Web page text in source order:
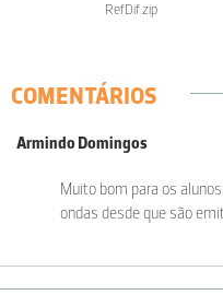
RefDif.zip
COMENTÁRIOS
Armindo Domingos
Muito bom para os
ondas desde que são